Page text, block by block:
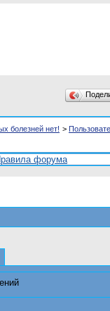
болезней нет! >
форума